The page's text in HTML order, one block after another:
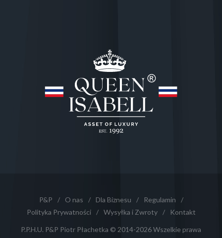
P&P / O nas / Dla Biznesu / Regulamin
/
Polityka Prywatności
/ Wysyłka i Zwroty / Kontakt
P.P.H.U. P&P Piotr Płachetka © 2014-2026 Wszelkie prawa